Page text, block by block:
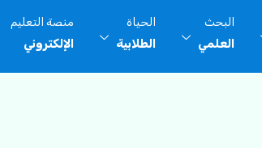
البحث
العلمي
الحياة
الطلابية
منصة التعليم
الإلكتروني